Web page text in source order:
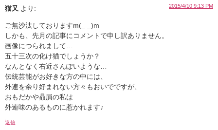
猫又 より: 2015/4/10 9:13 PM
ご無沙汰しておりますm(_ _)m
しかも、先月の記事にコメントで申し訳ありません。
画像につられまして…
五十三次の化け猫でしょうか？
なんとなく右近さんぽいような…
伝統芸能がお好きな方の中には、
外連を余り好まれない方々もおいでですが、
おもだかや贔屓の私は
外連味のあるものに惹かれます♪
返信